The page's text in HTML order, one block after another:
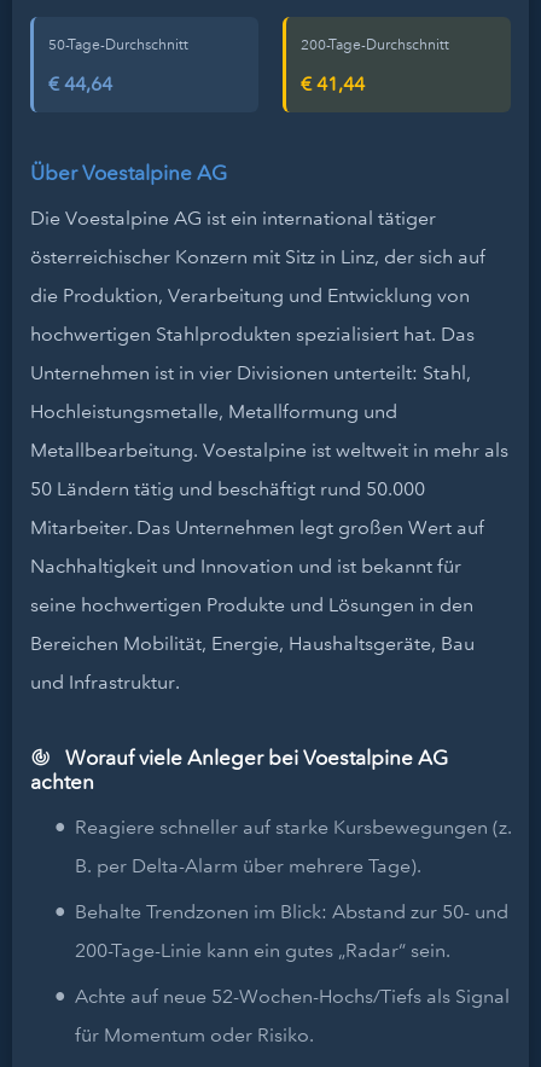
50-Tage-Durchschnitt
€ 44,64
200-Tage-Durchschnitt
€ 41,44
Über Voestalpine AG
Die Voestalpine AG ist ein international tätiger
österreichischer Konzern mit Sitz in Linz, der sich auf
die Produktion, Verarbeitung und Entwicklung von
hochwertigen Stahlprodukten spezialisiert hat. Das
Unternehmen ist in vier Divisionen unterteilt: Stahl,
Hochleistungsmetalle, Metallformung und
Metallbearbeitung. Voestalpine ist weltweit in mehr als
50 Ländern tätig und beschäftigt rund 50.000
Mitarbeiter. Das Unternehmen legt großen Wert auf
Nachhaltigkeit und Innovation und ist bekannt für
seine hochwertigen Produkte und Lösungen in den
Bereichen Mobilität, Energie, Haushaltsgeräte, Bau
und Infrastruktur.
Worauf viele Anleger bei Voestalpine AG
achten
Reagiere schneller auf starke Kursbewegungen (z.
B. per Delta-Alarm über mehrere Tage).
Behalte Trendzonen im Blick: Abstand zur 50- und
200-Tage-Linie kann ein gutes „Radar“ sein.
Achte auf neue 52-Wochen-Hochs/Tiefs als Signal
für Momentum oder Risiko.